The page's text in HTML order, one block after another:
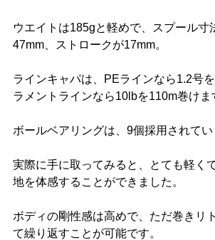
ウエイトは185gと軽めで、スプール寸
47mm、ストロークが17mm。
ラインキャパは、PEラインなら1.2号
ラメントラインなら10lbを110m巻けま
ボールベアリングは、9個採用されてい
実際に手に取ってみると、とても軽く
地を体感することができました。
ボディの剛性感は高めで、ただ巻きリ
て繰り返すことが可能です。